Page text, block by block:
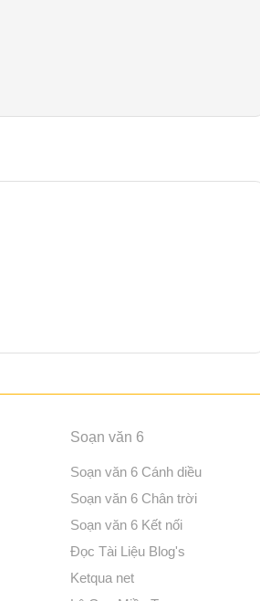
Soạn văn 6
Soạn văn 6 Cánh diều
Soạn văn 6 Chân trời
Soạn văn 6 Kết nối
Đọc Tài Liệu Blog's
Ketqua net